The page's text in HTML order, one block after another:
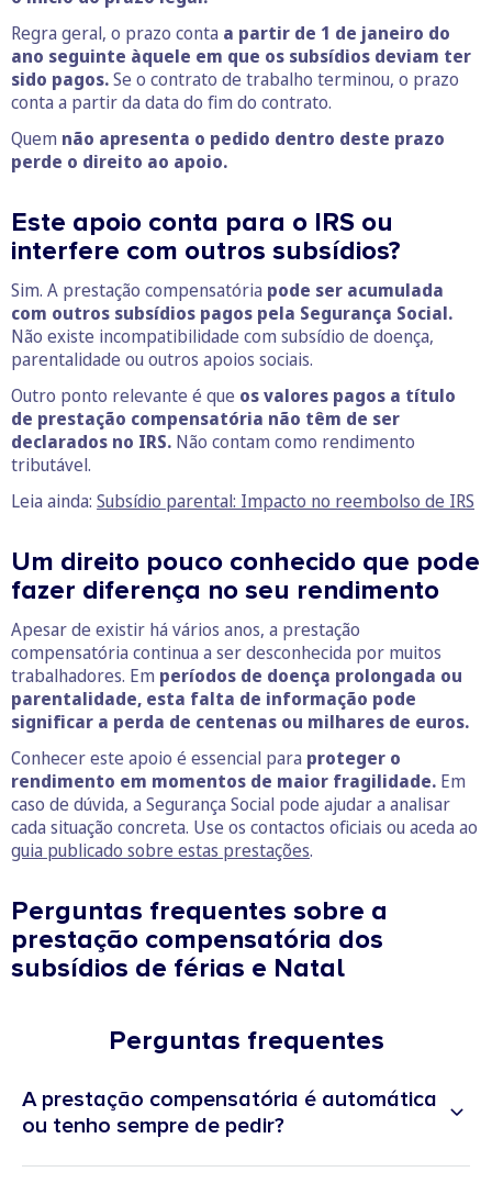
Regra geral, o prazo conta a partir de 1 de janeiro do
ano seguinte àquele em que os subsídios deviam ter
sido pagos.Se o contrato de trabalho terminou, o prazo
conta a partir da data do fim do contrato.
Quem não apresenta o pedido dentro deste prazo
perde o direito ao apoio.
Este apoio conta para o IRS ou
interfere com outros subsídios?
Sim. A prestação compensatória pode ser acumulada
com outros subsídios pagos pela Segurança Social.
Não existe incompatibilidade com subsídio de doença,
parentalidade ou outros apoios sociais.
Outro ponto relevante é que os valores pagos a título
de prestação compensatória não têm de ser
declarados no IRS. Não contam como rendimento
tributável.
Leia ainda: Subsídio parental: Impacto no reembolso de IRS
Um direito pouco conhecido que pode
fazer diferença no seu rendimento
Apesar de existir há vários anos, a prestação
compensatória continua a ser desconhecida por muitos
trabalhadores. Em períodos de doença prolongada ou
parentalidade, esta falta de informação pode
significar a perda de centenas ou milhares de euros.
Conhecer este apoio é essencial para proteger o
rendimento em momentos de maior fragilidade. Em
caso de dúvida, a Segurança Social pode ajudar a analisar
cada situação concreta. Use os contactos oficiais ou aceda ao
guia publicado sobre estas prestações.
Perguntas frequentes sobre a
prestação compensatória dos
subsídios de férias e Natal
Perguntas frequentes
A prestação compensatória é automática
ou tenho sempre de pedir?